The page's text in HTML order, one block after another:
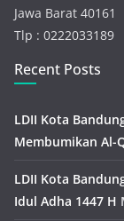
Jawa Barat 40161
Tlp : 0222033189
Recent Posts
LDII Kota
Membumikan Al-
LDII Kota
Idul Adha 1447 H